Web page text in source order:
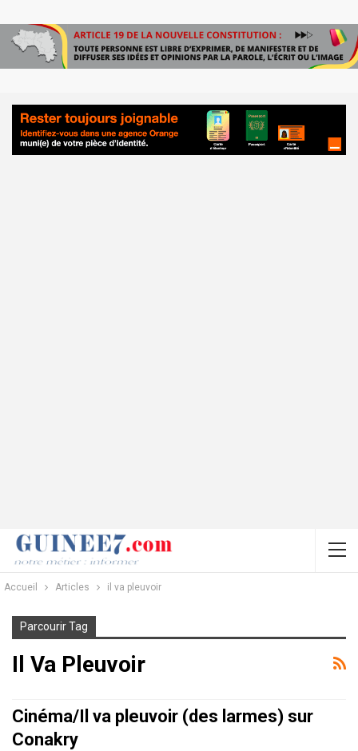
Accueil Articles il va pleuvoir
Parcourir Tag
Il Va Pleuvoir
Cinéma/Il va pleuvoir (des larmes) sur
Conakry